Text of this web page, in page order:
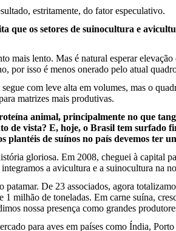
estritamente, do fator especulativo.
que os setores de suinocultura e
mais lento. Mas é natural esperar
por isso é menos onerado pelo atual
com leve alta em volumes, mas o
matrizes mais produtivas.
animal, principalmente no que
de vista? E, hoje, o Brasil tem surfado
de suínos no país devemos ter
gloriosa. Em 2008, cheguei à capital
a avicultura e a suinocultura na
De 23 associados, agora
milhão de toneladas. Em carne suína,
nossa presença como grandes
para aves em países como Índia,